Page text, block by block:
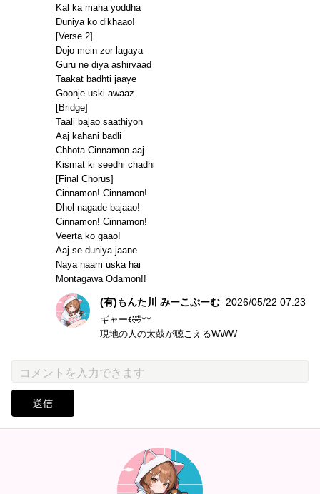
Kal ka maha yoddha
Duniya ko dikhaao!
[Verse 2]
Dojo mein zor lagaya
Guru ne diya ashirvaad
Taakat badhti jaaye
Goonje uski awaaz
[Bridge]
Taali bajao saathiyon
Aaj kahani badli
Chhota Cinnamon aaj
Kismat ki seedhi chadhi
[Final Chorus]
Cinnamon! Cinnamon!
Dhol nagade bajaao!
Cinnamon! Cinnamon!
Veerta ko gaao!
Aaj se duniya jaane
Naya naam uska hai
Montagawa Odamon!!
(有)もんた川 みーこぷーむ 2026/05/22 07:23
ギャーꉂ🤣𐤔‪𐤔
現地の人の太鼓が聴こえるWWW
送信